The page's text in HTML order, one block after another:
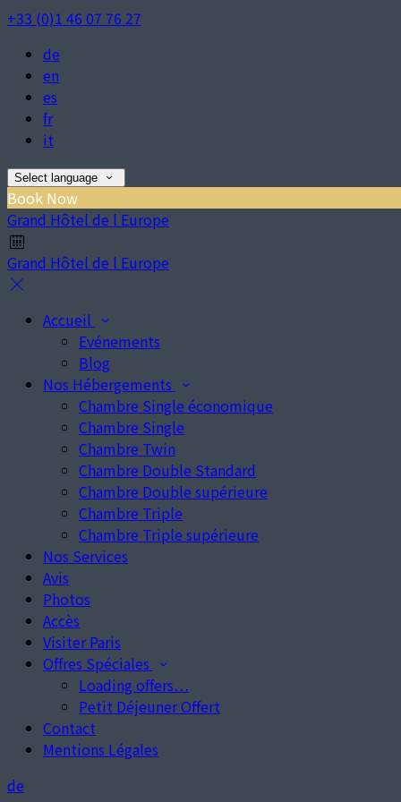
+33 (0)1 46 07 76 27
de
en
es
fr
it
Select language
Book Now
Grand Hôtel de l Europe
Grand Hôtel de l Europe
Accueil
Evénements
Blog
Nos Hébergements
Chambre Single économique
Chambre Single
Chambre Twin
Chambre Double Standard
Chambre Double supérieure
Chambre Triple
Chambre Triple supérieure
Nos Services
Avis
Photos
Accès
Visiter Paris
Offres Spéciales
Loading offers…
Petit Déjeuner Offert
Contact
Mentions Légales
de